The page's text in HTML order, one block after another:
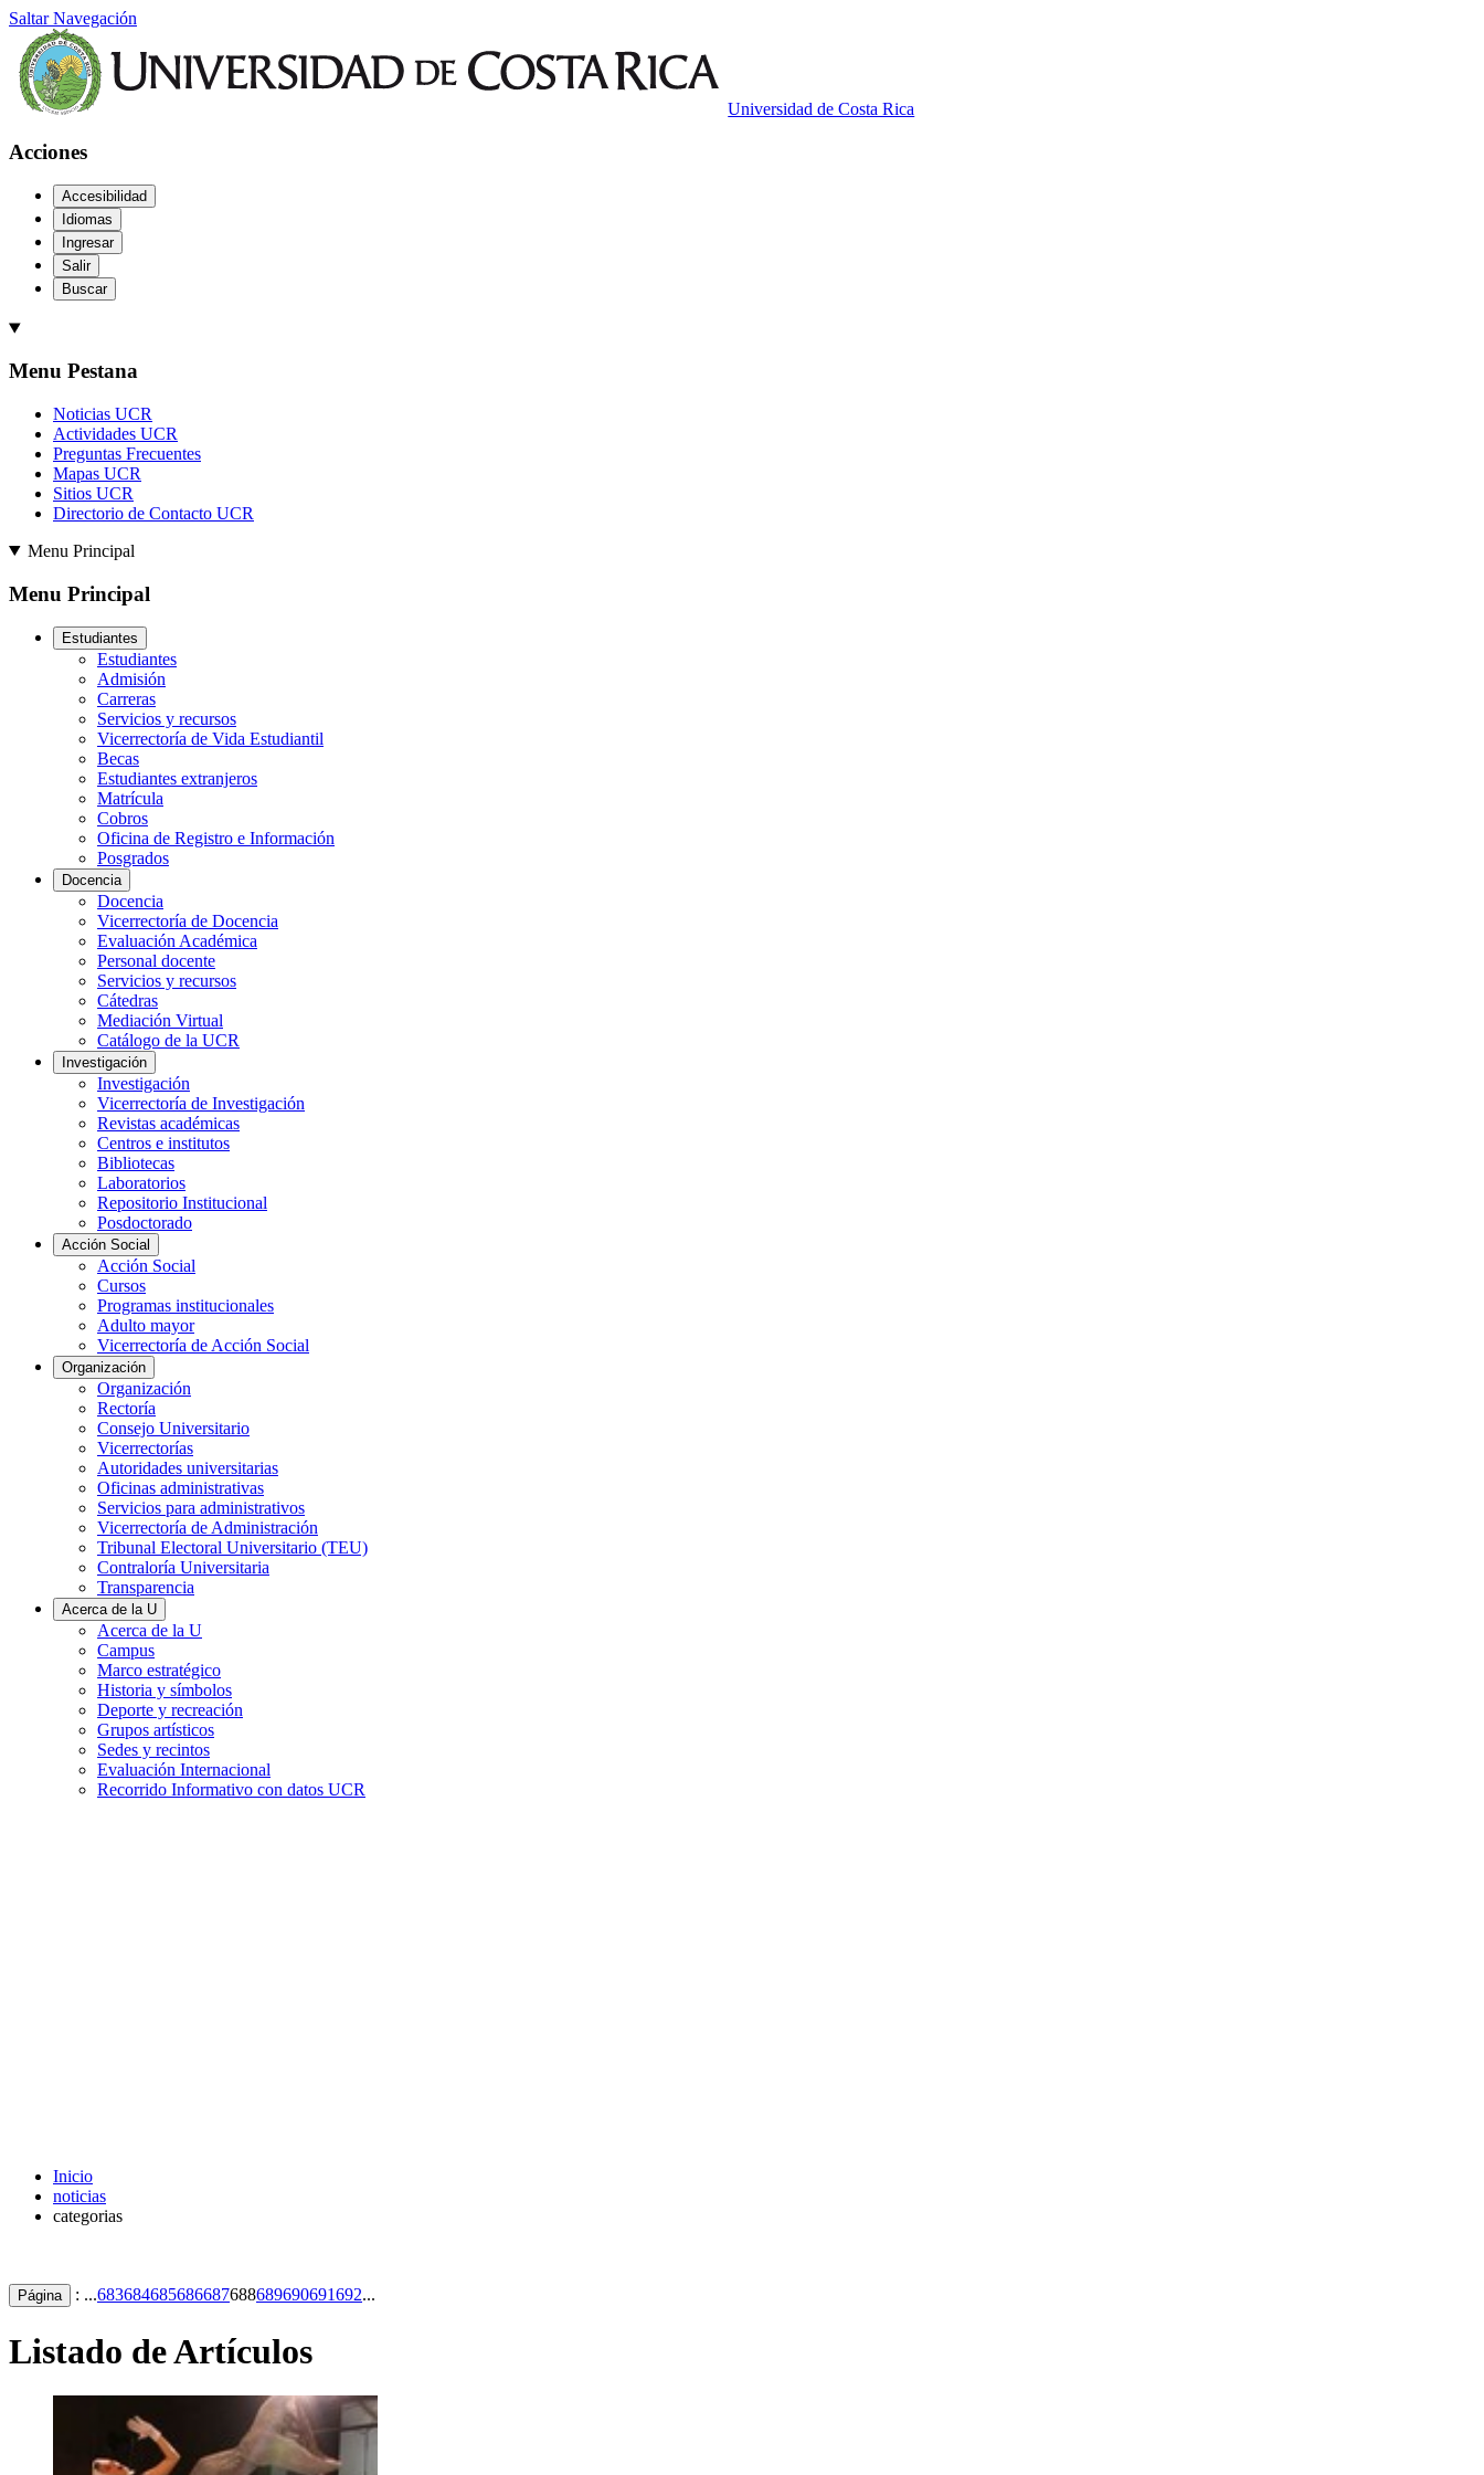
Saltar Navegación
Universidad de Costa Rica
Acciones
Accesibilidad
Idiomas
Ingresar
Salir
Buscar
Menu Pestana
Noticias UCR
Actividades UCR
Preguntas Frecuentes
Mapas UCR
Sitios UCR
Directorio de Contacto UCR
Menu Principal
Menu Principal
Estudiantes
Estudiantes
Admisión
Carreras
Servicios y recursos
Vicerrectoría de Vida Estudiantil
Becas
Estudiantes extranjeros
Matrícula
Cobros
Oficina de Registro e Información
Posgrados
Docencia
Docencia
Vicerrectoría de Docencia
Evaluación Académica
Personal docente
Servicios y recursos
Cátedras
Mediación Virtual
Catálogo de la UCR
Investigación
Investigación
Vicerrectoría de Investigación
Revistas académicas
Centros e institutos
Bibliotecas
Laboratorios
Repositorio Institucional
Posdoctorado
Acción Social
Acción Social
Cursos
Programas institucionales
Adulto mayor
Vicerrectoría de Acción Social
Organización
Organización
Rectoría
Consejo Universitario
Vicerrectorías
Autoridades universitarias
Oficinas administrativas
Servicios para administrativos
Vicerrectoría de Administración
Tribunal Electoral Universitario (TEU)
Contraloría Universitaria
Transparencia
Acerca de la U
Acerca de la U
Campus
Marco estratégico
Historia y símbolos
Deporte y recreación
Grupos artísticos
Sedes y recintos
Evaluación Internacional
Recorrido Informativo con datos UCR
Inicio
noticias
categorias
Página : ...683684685686687688689690691692...
Listado de Artículos